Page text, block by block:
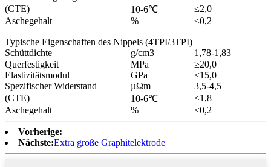
(CTE)
10-6℃
≤2,0
Aschegehalt
% ≤0,2
Typische Eigenschaften des Nippels (4TPI/3TPI)
Schüttdichte
g/cm3
1,78-1,83
Querfestigkeit
MPa
≥20,0
Elastizitätsmodul
GPa
≤15,0
Spezifischer Widerstand
µΩm
3,5-4,5
(CTE)
10-6℃
≤1,8
Aschegehalt
% ≤0,2
Vorherige:
Nächste:Extra große Graphitelektrode